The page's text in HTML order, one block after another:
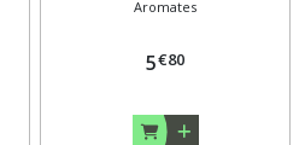
Aromates
5€80